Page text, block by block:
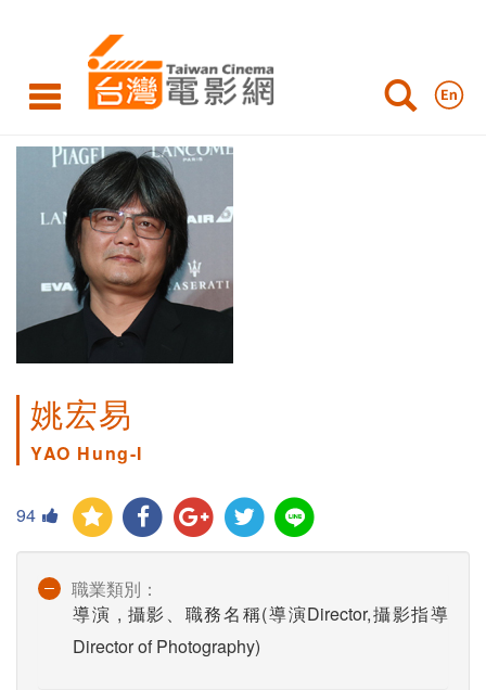
姚宏易
YAO Hung-I
94
職業類別：
導演 , 攝影、職務名稱(導演Director,攝影指導
Director of Photography)